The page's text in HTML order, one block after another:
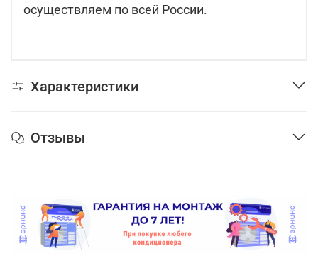
осуществляем по всей России.
Характеристики
Отзывы